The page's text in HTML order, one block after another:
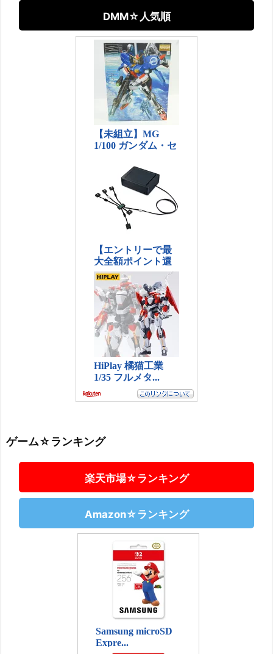
DMM☆人気順
ゲーム☆ランキング
楽天市場☆ランキング
Amazon☆ランキング